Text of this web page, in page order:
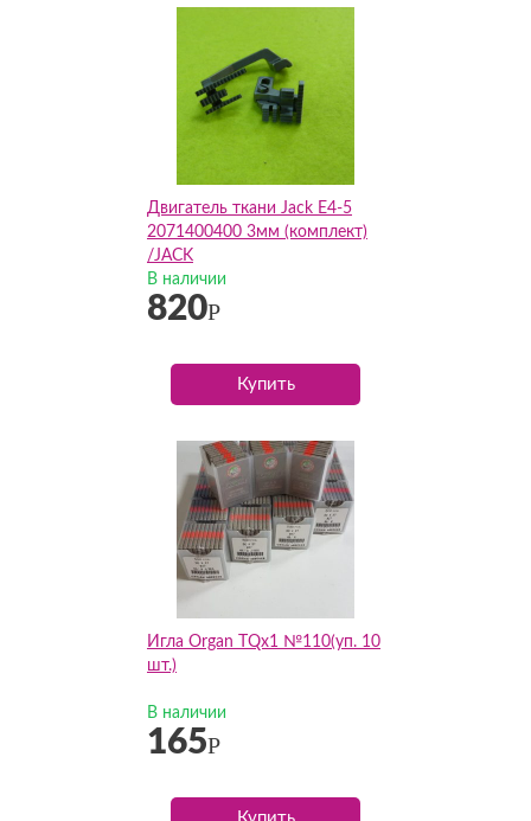
Двигатель ткани Jack E4-5
2071400400 3мм (комплект)
/JACK
В наличии
820Р
Купить
Игла Organ TQх1 №110(уп. 10
шт.)
В наличии
165Р